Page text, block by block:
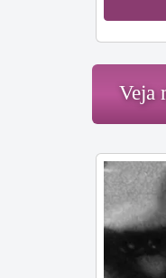
Veja